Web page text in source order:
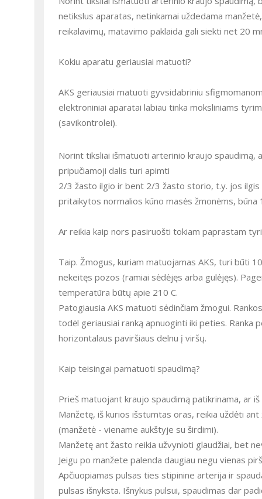
netikslus aparatas, netinkamai uždedama
reikalavimų, matavimo paklaida gali siekti net 20
Kokiu aparatu geriausiai matuoti?
AKS geriausiai matuoti gyvsidabriniu
elektroniniai aparatai labiau tinka moksliniams
(savikontrolei).
Norint tiksliai išmatuoti arterinio kraujo
pripučiamoji dalis turi apimti
2/3 žasto ilgio ir bent 2/3 žasto storio, t.y. jos
pritaikytos normalios kūno masės žmonėms, būna
Ar reikia kaip nors pasiruošti tokiam paprastam
Taip. Žmogus, kuriam matuojamas AKS, turi būti
nekeitęs pozos (ramiai sėdėjęs arba gulėjęs).
temperatūra būtų apie 210 C.
Patogiausia AKS matuoti sėdinčiam žmogui.
todėl geriausiai ranką apnuoginti iki peties.
horizontalaus paviršiaus delnu į viršų.
Kaip teisingai pamatuoti spaudimą?
Prieš matuojant kraujo spaudimą patikrinama, ar
Manžetę, iš kurios išstumtas oras, reikia uždėti
(manžetė - viename aukštyje su širdimi).
Manžetę ant žasto reikia užvynioti glaudžiai, bet
Jeigu po manžete palenda daugiau negu vienas
Apčiuopiamas pulsas ties stipinine arterija ir
pulsas išnyksta. Išnykus pulsui, spaudimas dar